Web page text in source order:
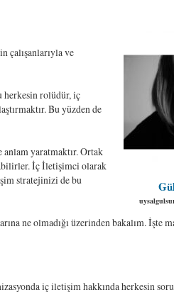
çalışanlarıyla ve
herkesin rolüdür, iç
Bu yüzden de
anlam yaratmaktır. Ortak
İç İletişimci olarak
stratejinizi de bu
ne olmadığı üzerinden bakalım. İşte
iç iletişim hakkında herkesin